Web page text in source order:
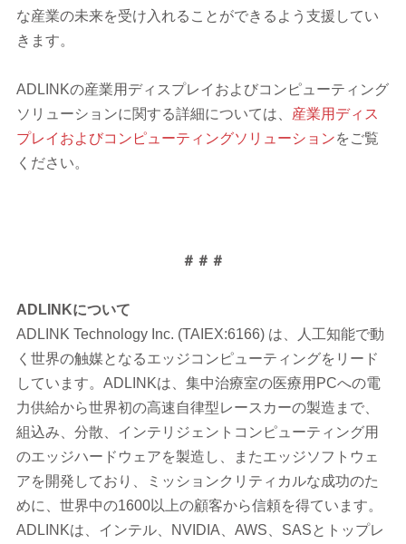
な産業の未来を受け入れることができるよう支援してい
きます。
ADLINKの産業用ディスプレイおよびコンピューティング
ソリューションに関する詳細については、 産業用ディス
プレイおよびコンピューティングソリューションをご覧
ください。
＃＃＃
ADLINKについて
ADLINK Technology Inc. (TAIEX:6166) は、人工知能で動
く世界の触媒となるエッジコンピューティングをリード
しています。ADLINKは、集中治療室の医療用PCへの電
力供給から世界初の高速自律型レースカーの製造まで、
組込み、分散、インテリジェントコンピューティング用
のエッジハードウェアを製造し、またエッジソフトウェ
アを開発しており、ミッションクリティカルな成功のた
めに、世界中の1600以上の顧客から信頼を得ています。
ADLINKは、インテル、NVIDIA、AWS、SASとトップレ